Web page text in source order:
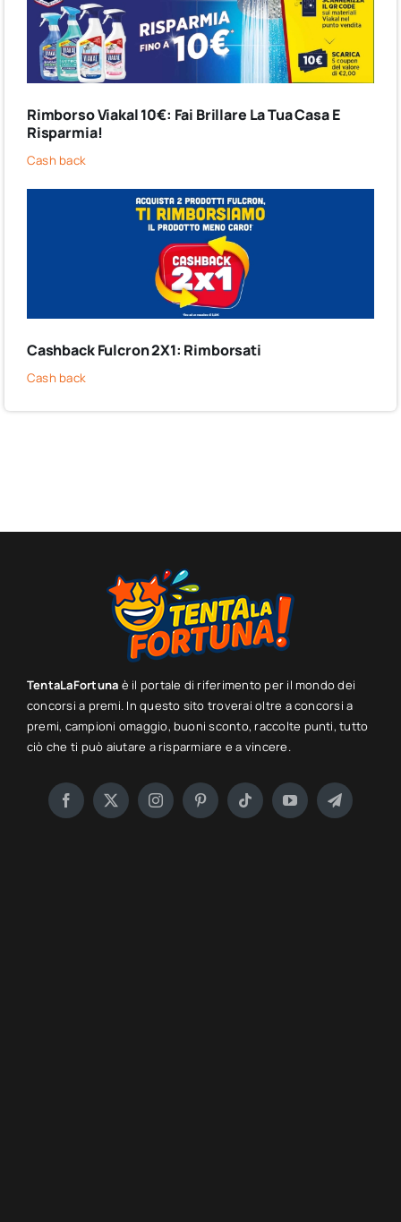
Rimborso Viakal 10€: Fai Brillare La Tua Casa E
Risparmia!
Cash back
Cashback Fulcron 2X1: Rimborsati
Cash back
TentaLaFortuna è il portale di riferimento per il mondo dei
concorsi a premi. In questo sito troverai oltre a concorsi a
premi, campioni omaggio, buoni sconto, raccolte punti, tutto
ciò che ti può aiutare a risparmiare e a vincere.